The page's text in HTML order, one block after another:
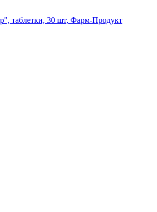
таблетки, 30 шт, Фарм-Продукт